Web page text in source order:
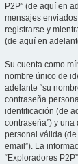
P2P” (de aquí en
mensajes
registrarse y
(de aquí en
Su cuenta como
nombre único de
adelante “su
contraseña
identificación (de
contraseña”) y una
personal válida
email”). La
“Exploradores